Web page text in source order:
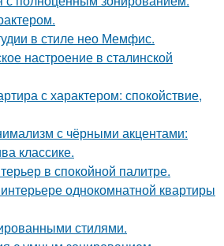
в стиле нео Мемфис.
настроение в сталинской
с характером: спокойствие,
с чёрными акцентами:
классике.
в спокойной палитре.
однокомнатной квартиры
стилями.